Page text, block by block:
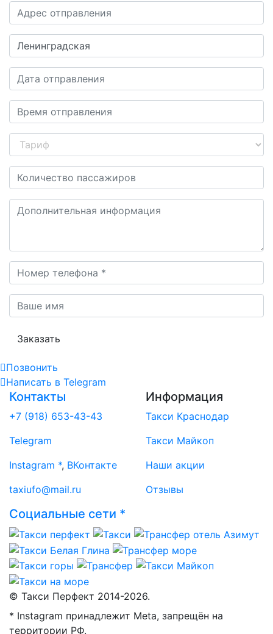
Заказать
Позвонить
Написать в Telegram
Контакты
+7 (918) 653-43-43
Telegram
Instagram *, ВКонтакте
taxiufo@mail.ru
Информация
Такси Краснодар
Такси Майкоп
Наши акции
Отзывы
Социальные сети *
© Такси Перфект 2014-2026.
* Instagram принадлежит Meta, запрещён на
территории РФ.